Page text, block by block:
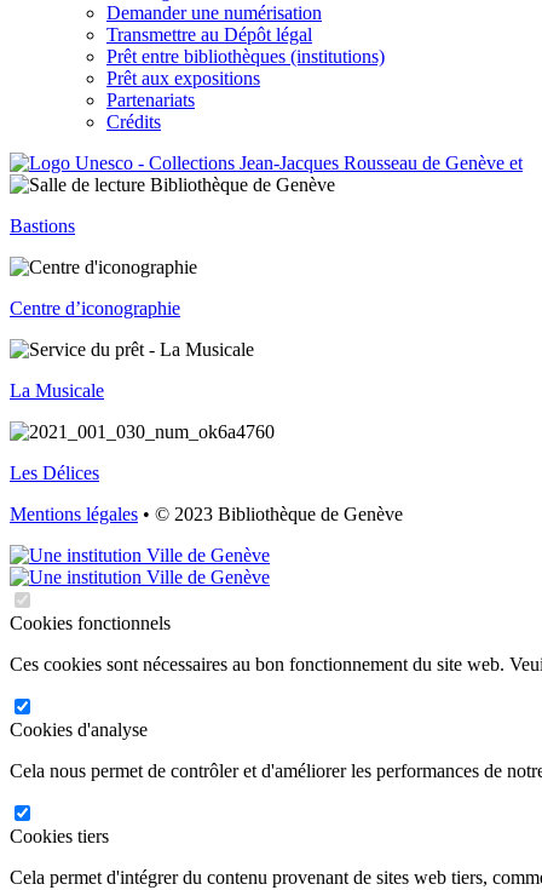
Demander une numérisation
Transmettre au Dépôt légal
Prêt entre bibliothèques (institutions)
Prêt aux expositions
Partenariats
Crédits
Bastions
Centre d’iconographie
La Musicale
Les Délices
Mentions légales • © 2023 Bibliothèque de Genève
Cookies fonctionnels
Ces cookies sont nécessaires au bon fonctionnement du site web.
Cookies d'analyse
Cela nous permet de contrôler et d'améliorer les performances de
Cookies tiers
Cela permet d'intégrer du contenu provenant de sites web tiers,